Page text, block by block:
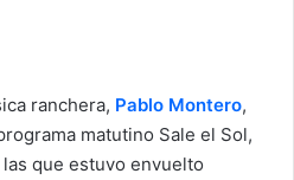
ranchera, Pablo Montero,
matutino Sale el Sol,
que estuvo envuelto